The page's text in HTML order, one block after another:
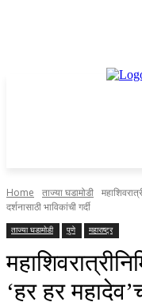
Home ताज्या घडामोडी
दर्शनासाठी भाविकांची गर्दी
ताज्या घडामोडी पुणे महाराष्ट्र
‘हर हर